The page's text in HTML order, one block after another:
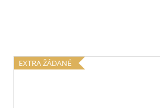
EXTRA ŽÁDANÉ